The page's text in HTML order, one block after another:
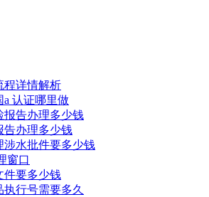
程详情解析
a 认证哪里做
报告办理多少钱
告办理多少钱
涉水批件要多少钱
窗口
件要多少钱
行号需要多久